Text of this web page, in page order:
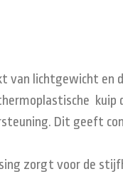
van lichtgewicht
Dit geeft
zorgt voor de